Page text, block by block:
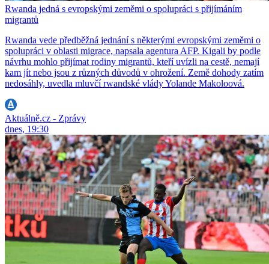
Rwanda jedná s evropskými zeměmi o spolupráci s přijímáním
migrantů
Rwanda vede předběžná jednání s některými evropskými zeměmi o
spolupráci v oblasti migrace, napsala agentura AFP. Kigali by podle
návrhu mohlo přijímat rodiny migrantů, kteří uvízli na cestě, nemají
kam jít nebo jsou z různých důvodů v ohrožení. Země dohody zatím
nedosáhly, uvedla mluvčí rwandské vlády Yolande Makoloová.
Aktuálně.cz - Zprávy
dnes, 19:30